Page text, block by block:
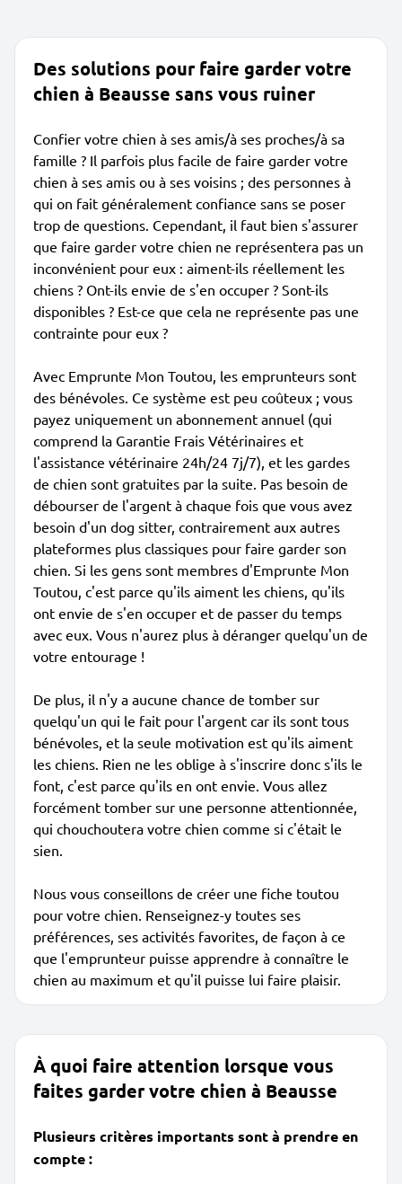
Des solutions pour faire garder votre
chien à Beausse sans vous ruiner
Confier votre chien à ses amis/à ses proches/à sa
famille ? Il parfois plus facile de faire garder votre
chien à ses amis ou à ses voisins ; des personnes à
qui on fait généralement confiance sans se poser
trop de questions. Cependant, il faut bien s'assurer
que faire garder votre chien ne représentera pas un
inconvénient pour eux : aiment-ils réellement les
chiens ? Ont-ils envie de s'en occuper ? Sont-ils
disponibles ? Est-ce que cela ne représente pas une
contrainte pour eux ?
Avec Emprunte Mon Toutou, les emprunteurs sont
des bénévoles. Ce système est peu coûteux ; vous
payez uniquement un abonnement annuel (qui
comprend la Garantie Frais Vétérinaires et
l'assistance vétérinaire 24h/24 7j/7), et les gardes
de chien sont gratuites par la suite. Pas besoin de
débourser de l'argent à chaque fois que vous avez
besoin d'un dog sitter, contrairement aux autres
plateformes plus classiques pour faire garder son
chien. Si les gens sont membres d'Emprunte Mon
Toutou, c'est parce qu'ils aiment les chiens, qu'ils
ont envie de s'en occuper et de passer du temps
avec eux. Vous n'aurez plus à déranger quelqu'un de
votre entourage !
De plus, il n'y a aucune chance de tomber sur
quelqu'un qui le fait pour l'argent car ils sont tous
bénévoles, et la seule motivation est qu'ils aiment
les chiens. Rien ne les oblige à s'inscrire donc s'ils le
font, c'est parce qu'ils en ont envie. Vous allez
forcément tomber sur une personne attentionnée,
qui chouchoutera votre chien comme si c'était le
sien.
Nous vous conseillons de créer une fiche toutou
pour votre chien. Renseignez-y toutes ses
préférences, ses activités favorites, de façon à ce
que l'emprunteur puisse apprendre à connaître le
chien au maximum et qu'il puisse lui faire plaisir.
À quoi faire attention lorsque vous
faites garder votre chien à Beausse
Plusieurs critères importants sont à prendre en
compte :